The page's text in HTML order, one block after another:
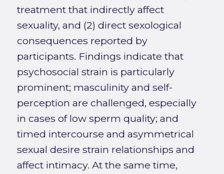
treatment that indirectly affect
sexuality, and (2) direct sexological
consequences reported by
participants. Findings indicate that
psychosocial strain is particularly
prominent; masculinity and self-
perception are challenged, especially
in cases of low sperm quality; and
timed intercourse and asymmetrical
sexual desire strain relationships and
affect intimacy. At the same time,